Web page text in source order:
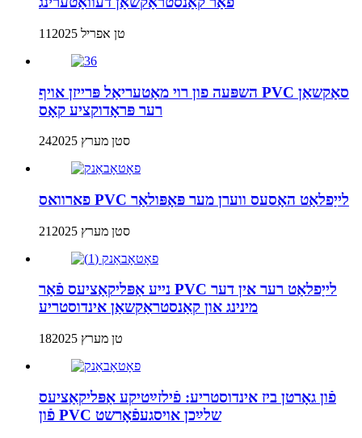
11טן אפריל 2025
השפּעה פון רוי מאַטעריאַל פּרייזן אויף PVC סאַקשאַן
רער פּראָדוקציע קאָס
24סטן מערץ 2025
פארוואס PVC לייַפלאַט האָסעס ווערן מער פּאָפּולאַר
21סטן מערץ 2025
נייע אַפּליקאַציעס פֿאַר PVC לייַפלאַט רער אין דער
מינינג און קאַנסטראַקשאַן אינדוסטריע
18טן מערץ 2025
פֿון גאָרטן ביז אינדוסטריע: פֿילזײַטיקע אַפּליקאַציעס
פֿון PVC שלײַכן אויסגעפֿאָרשט